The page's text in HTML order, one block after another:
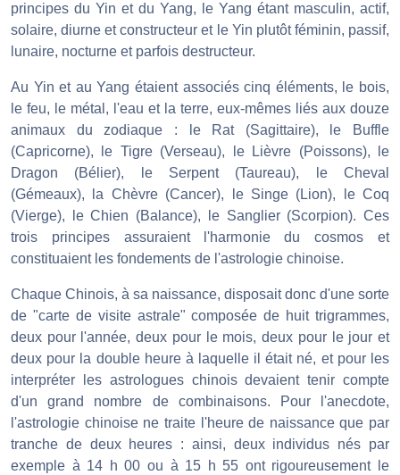
principes du Yin et du Yang, le Yang étant masculin, actif,
solaire, diurne et constructeur et le Yin plutôt féminin, passif,
lunaire, nocturne et parfois destructeur.
Au Yin et au Yang étaient associés cinq éléments, le bois,
le feu, le métal, l'eau et la terre, eux-mêmes liés aux douze
animaux du zodiaque : le Rat (Sagittaire), le Buffle
(Capricorne), le Tigre (Verseau), le Lièvre (Poissons), le
Dragon (Bélier), le Serpent (Taureau), le Cheval
(Gémeaux), la Chèvre (Cancer), le Singe (Lion), le Coq
(Vierge), le Chien (Balance), le Sanglier (Scorpion). Ces
trois principes assuraient l'harmonie du cosmos et
constituaient les fondements de l'astrologie chinoise.
Chaque Chinois, à sa naissance, disposait donc d'une sorte
de "carte de visite astrale" composée de huit trigrammes,
deux pour l'année, deux pour le mois, deux pour le jour et
deux pour la double heure à laquelle il était né, et pour les
interpréter les astrologues chinois devaient tenir compte
d'un grand nombre de combinaisons. Pour l'anecdote,
l'astrologie chinoise ne traite l'heure de naissance que par
tranche de deux heures : ainsi, deux individus nés par
exemple à 14 h 00 ou à 15 h 55 ont rigoureusement le